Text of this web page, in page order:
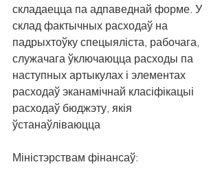
складаецца па адпаведнай форме. У
склад фактычных расходаў на
падрыхтоўку спецыяліста, рабочага,
служачага ўключаюцца расходы па
наступных артыкулах і элементах
расходаў эканамічнай класіфікацыі
расходаў бюджэту, якія
ўстанаўліваюцца
Міністэрствам фінансаў: